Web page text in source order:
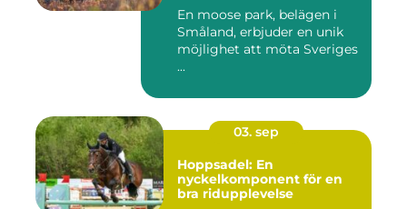
En moose park, belägen i
Småland, erbjuder en unik
möjlighet att möta Sveriges
...
03. sep
Hoppsadel: En
nyckelkomponent för en
bra ridupplevelse